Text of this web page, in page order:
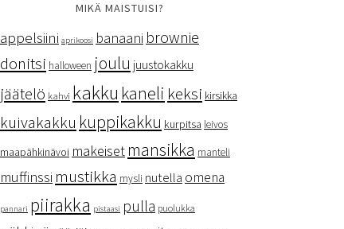
MIKÄ MAISTUISI?
appelsiini aprikoosi banaani brownie
donitsi halloween joulu juustokakku
jäätelö kahvi kakku kaneli keksi kirsikka
kuivakakku kuppikakku kurpitsa leivos
maapähkinävoi makeiset mansikka manteli
muffinssi mustikka mysli nutella omena
pannari piirakka pistaasi pulla puolukka